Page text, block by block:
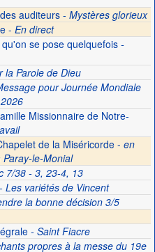
auditeurs - Mystères glorieux
- En direct
se pose quelquefois-
Parole de Dieu
pour Journée Mondiale
Missionnaire de Notre-
de la Miséricorde - en
le-Monial
7/38 - 3, 23-4, 13
Les variétés de Vincent
la bonne décision 3/5
- Saint Fiacre
propres à la messe du 19e